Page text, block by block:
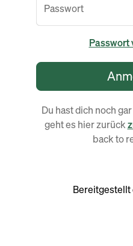
Passwort
Du hast dich noch
geht es hier zurück
back to
Bereitgestellt